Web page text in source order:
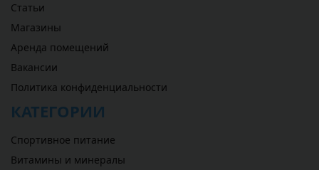
Статьи
Магазины
Аренда помещений
Вакансии
Политика конфиденциальности
КАТЕГОРИИ
Спортивное питание
Витамины и минералы